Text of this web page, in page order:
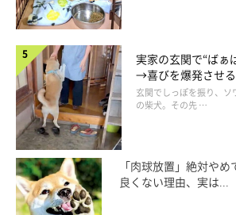
実家の玄関で“ばぁ
→喜びを爆発させ
にほっこり
玄関でしっぽを振り、
の柴犬。その先 …
「肉球放置」絶対や
良くない理由、実は...